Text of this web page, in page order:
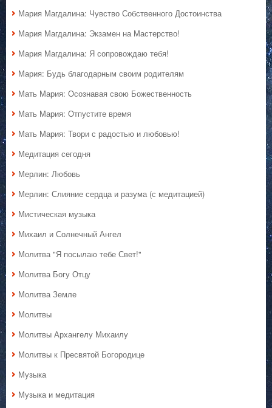
Мария Магдалина: Чувство Собственного Достоинства
Мария Магдалина: Экзамен на Мастерство!
Мария Магдалина: Я сопровождаю тебя!
Мария: Будь благодарным своим родителям
Мать Мария: Осознавая свою Божественность
Мать Мария: Отпустите время
Мать Мария: Твори с радостью и любовью!
Медитация сегодня
Мерлин: Любовь
Мерлин: Слияние сердца и разума (с медитацией)
Мистическая музыка
Михаил и Солнечный Ангел
Молитва "Я посылаю тебе Свет!"
Молитва Богу Отцу
Молитва Земле
Молитвы
Молитвы Архангелу Михаилу
Молитвы к Пресвятой Богородице
Музыка
Музыка и медитация